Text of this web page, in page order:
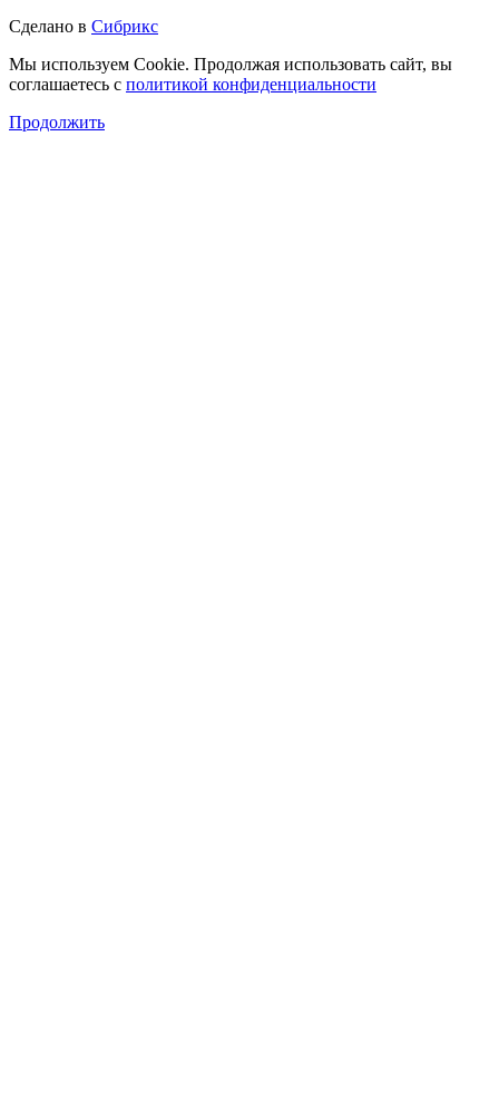
Сделано в Сибрикс
Мы используем Cookie. Продолжая использовать сайт, вы
соглашаетесь с политикой конфиденциальности
Продолжить